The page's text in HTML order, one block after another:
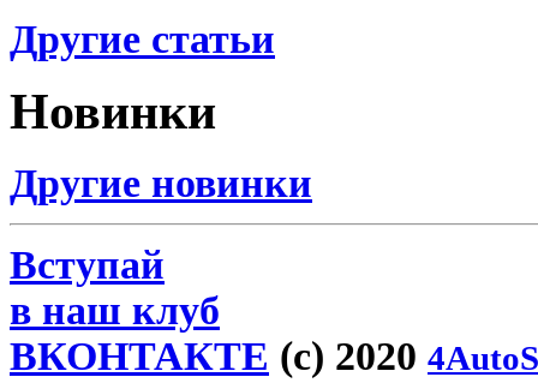
Другие статьи
Новинки
Другие новинки
Вступай
в наш клуб
ВКОНТАКТЕ (c) 2020